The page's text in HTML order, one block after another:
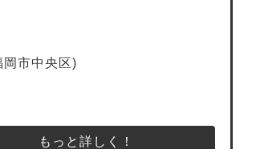
岡市中央区)
もっと詳しく！